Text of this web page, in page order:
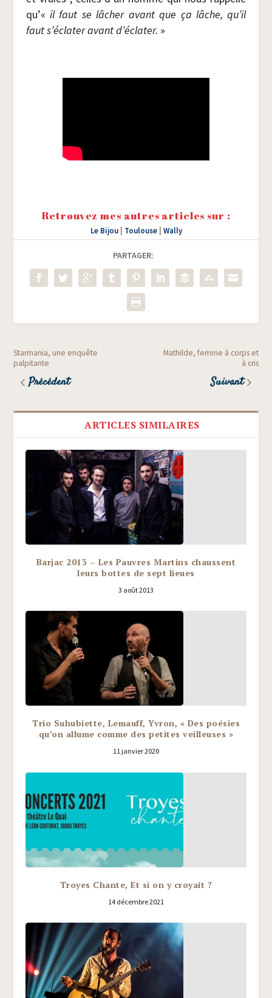
qu’« il faut se lâcher avant que ça lâche, qu’il
faut s’éclater avant d’éclater. »
Retrouvez mes autres articles sur :
Le Bijou| Toulouse| Wally
PARTAGER:
Starmania, une enquête
palpitante
Précédent
Mathilde, femme à corps et
à cris
Suivant
ARTICLES SIMILAIRES
Barjac 2013 – Les Pauvres Martins chaussent
leurs bottes de sept lieues
3 août 2013
Trio Suhubiette, Lemauff, Yvron, « Des poésies
qu’on allume comme des petites veilleuses »
11 janvier 2020
Troyes Chante, Et si on y croyait ?
14 décembre 2021